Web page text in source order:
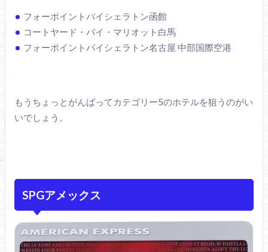
フォーポイントバイシェラトン函館
コートヤード・バイ・マリオット白馬
フォーポイントバイシェラトン名古屋 中部国際空港
もうちょっとがんばってカテゴリー5のホテルを狙うのがい
いでしょう。
SPGアメックス